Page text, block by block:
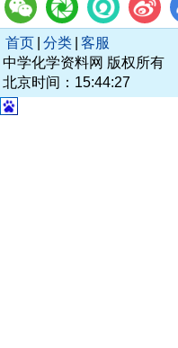
首页 分类 客服
中学化学资料网 版权所有
北京时间：15:44:27